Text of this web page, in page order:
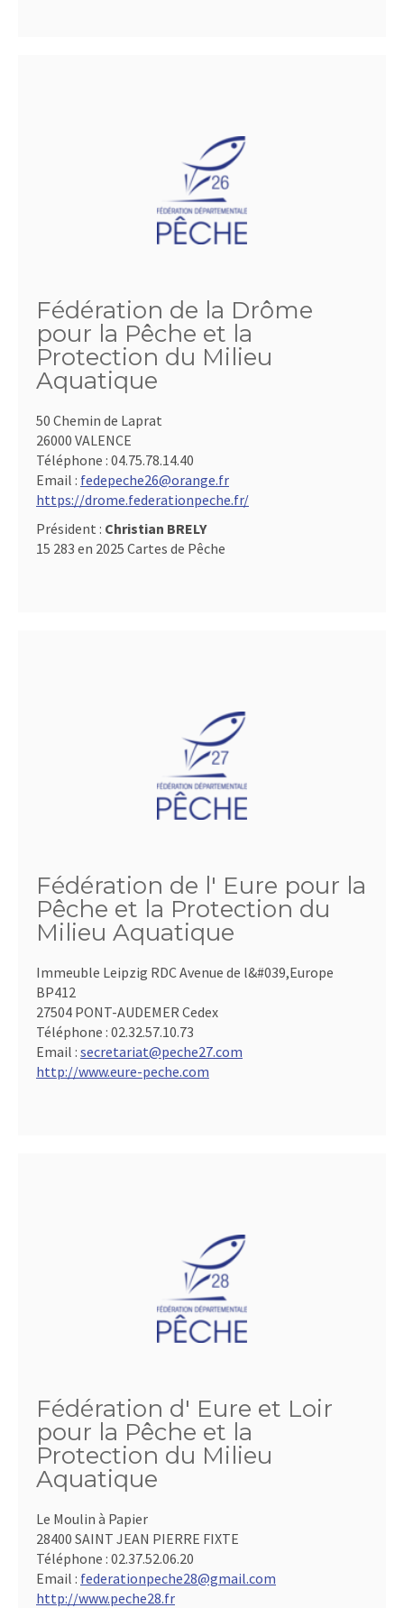
Fédération de la Drôme
pour la Pêche et la
Protection du Milieu
Aquatique
50 Chemin de Laprat
26000 VALENCE
Téléphone : 04.75.78.14.40
Email : fedepeche26@orange.fr
https://drome.federationpeche.fr/
Président : Christian BRELY
15 283 en 2025 Cartes de Pêche
Fédération de l' Eure pour la
Pêche et la Protection du
Milieu Aquatique
Immeuble Leipzig RDC Avenue de l&#039,Europe
BP412
27504 PONT-AUDEMER Cedex
Téléphone : 02.32.57.10.73
Email : secretariat@peche27.com
http://www.eure-peche.com
Fédération d' Eure et Loir
pour la Pêche et la
Protection du Milieu
Aquatique
Le Moulin à Papier
28400 SAINT JEAN PIERRE FIXTE
Téléphone : 02.37.52.06.20
Email : federationpeche28@gmail.com
http://www.peche28.fr